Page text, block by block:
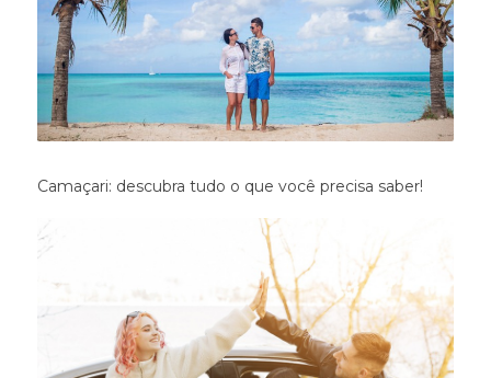
Camaçari: descubra tudo o que você precisa saber!